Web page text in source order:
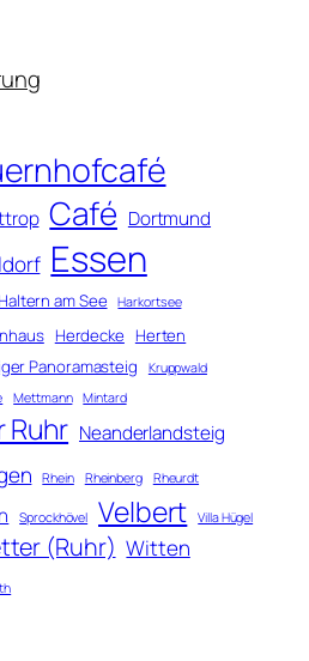
Café Dortmund
Essen
Haltern am See Harkortsee
Herdecke Herten
Panoramasteig
Kruppwald
Mettmann Mintard
Ruhr Neanderlandsteig
Rhein Rheinberg Rheurdt
Sprockhövel Velbert
Villa Hügel
(Ruhr) Witten